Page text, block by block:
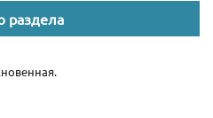
раздела